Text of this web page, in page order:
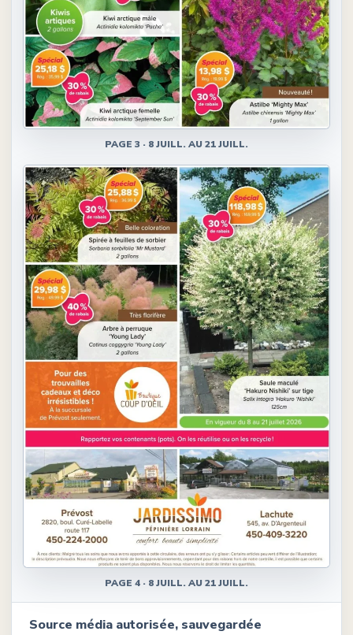
PAGE 3 · 8 JUILL. AU 21 JUILL.
PAGE 4 · 8 JUILL. AU 21 JUILL.
Source média autorisée, sauvegardée